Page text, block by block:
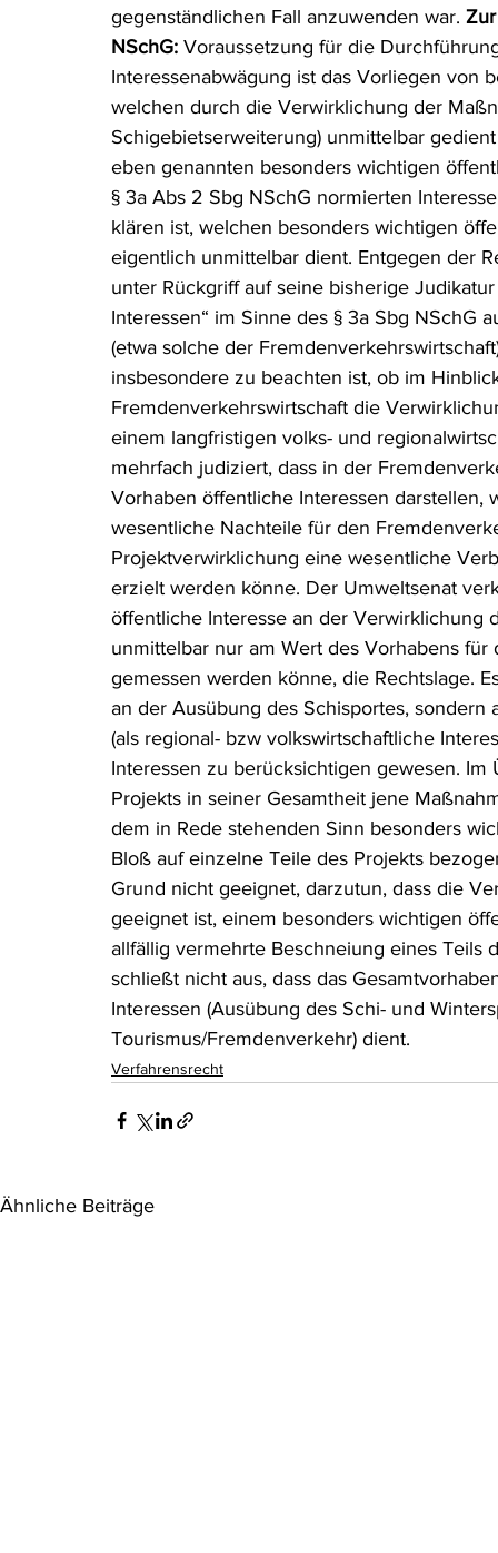
gegenständlichen Fall anzuwenden war.
NSchG: Voraussetzung für die
Interessenabwägung ist das Vorliegen von
welchen durch die Verwirklichung der
Schigebietserweiterung) unmittelbar
eben genannten besonders wichtigen
§ 3a Abs 2 Sbg NSchG normierten
klären ist, welchen besonders wichtigen
eigentlich unmittelbar dient. Entgegen der
unter Rückgriff auf seine bisherige
Interessen“ im Sinne des § 3a Sbg NSchG
(etwa solche der
insbesondere zu beachten ist, ob im
Fremdenverkehrswirtschaft die
einem langfristigen volks- und
mehrfach judiziert, dass in der
Vorhaben öffentliche Interessen
wesentliche Nachteile für den
Projektverwirklichung eine wesentliche
erzielt werden könne. Der Umweltsenat
öffentliche Interesse an der
unmittelbar nur am Wert des Vorhabens
gemessen werden könne, die Rechtslage.
an der Ausübung des Schisportes,
(als regional- bzw volkswirtschaftliche
Interessen zu berücksichtigen gewesen.
Projekts in seiner Gesamtheit jene
dem in Rede stehenden Sinn besonders
Bloß auf einzelne Teile des Projekts
Grund nicht geeignet, darzutun, dass die
geeignet ist, einem besonders wichtigen
allfällig vermehrte Beschneiung eines Teils
schließt nicht aus, dass das
Interessen (Ausübung des Schi- und
Tourismus/Fremdenverkehr) dient.
Verfahrensrecht
Ähnliche Beiträge